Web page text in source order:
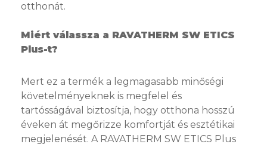
otthonát.
Miért válassza a RAVATHERM SW ETICS
Plus-t?
Mert ez a termék a legmagasabb minőségi
követelményeknek is megfelel és
tartósságával biztosítja, hogy otthona hosszú
éveken át megőrizze komfortját és esztétikai
megjelenését. A RAVATHERM SW ETICS Plus